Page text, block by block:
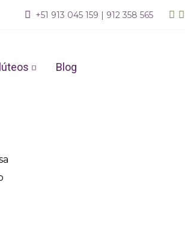
+51 913 045 159 | 912 358 565
Blog